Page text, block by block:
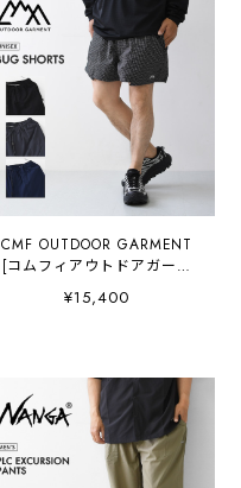
アウトドア・ルームウェ
ア・MEN'S / LADY'S
[2026SS]
CMF OUTDOOR GARMENT
[コムフィアウトドアガーメ
ント] BUG SHORTS
[CMF2601-P13] バグ ショー
量・キャンプ・アウトド
ア・アクティビティMEN'S
/ LADY'S [2026SS]
¥15,400